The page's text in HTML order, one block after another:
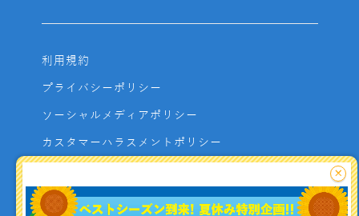
利用規約
プライバシーポリシー
ソーシャルメディアポリシー
カスタマーハラスメントポリシー
よくあるご質問
×